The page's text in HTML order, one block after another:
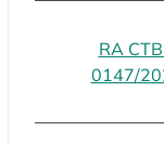
RA
0147/